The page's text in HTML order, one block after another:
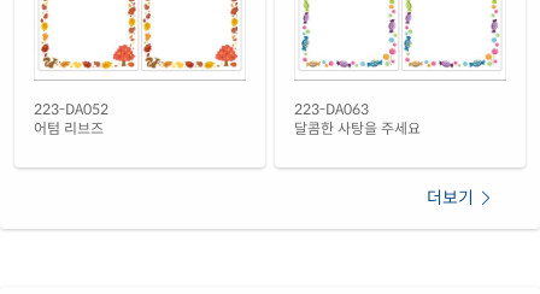
녹색 방수 레이저
CL223GP-DA644레이저 전용
CL223RP-DA644
레이저 전용
노란색 방수 레이저
223-DA052
어텀 리브즈
223-DA063
달콤한 사탕을 주세요
더보기